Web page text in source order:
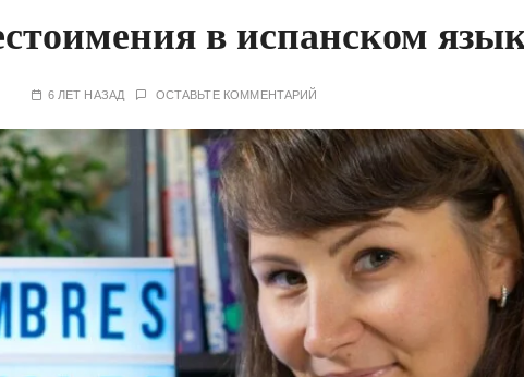
в испанском
6 ЛЕТ НАЗАД ОСТАВЬТЕ КОММЕНТАРИЙ